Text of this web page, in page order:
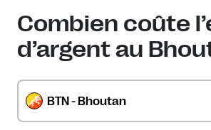
Combien coûte
d’argent au
BTN - Bhoutan